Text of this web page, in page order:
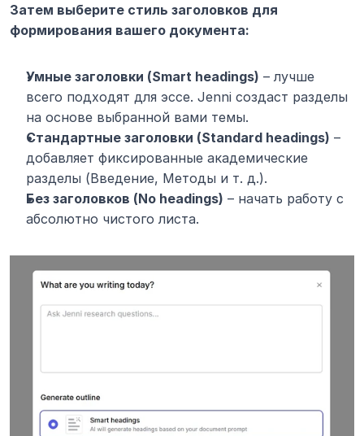
Затем выберите стиль заголовков для
формирования вашего документа:
Умные заголовки (Smart headings) – лучше
всего подходят для эссе. Jenni создаст разделы
на основе выбранной вами темы.
Стандартные заголовки (Standard headings) –
добавляет фиксированные академические
разделы (Введение, Методы и т. д.).
Без заголовков (No headings) – начать работу с
абсолютно чистого листа.